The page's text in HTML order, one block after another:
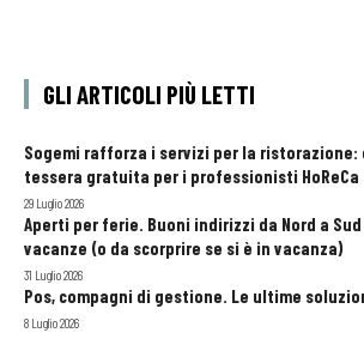
GLI ARTICOLI PIÙ LETTI
Sogemi rafforza i servizi per la ristorazione:
tessera gratuita per i professionisti HoReCa
29 Luglio 2026
Aperti per ferie. Buoni indirizzi da Nord a
vacanze (o da scorprire se si è in vacanza)
31 Luglio 2026
Pos, compagni di gestione. Le ultime
8 Luglio 2026